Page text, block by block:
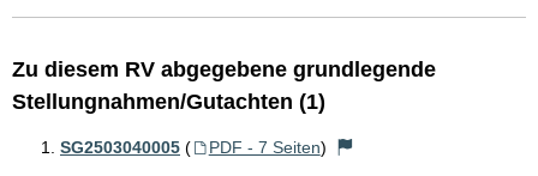
Zu diesem RV abgegebene grundlegende
Stellungnahmen/Gutachten (1)
SG2503040005 ( PDF - 7 Seiten)